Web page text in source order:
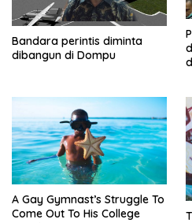
Bandara perintis diminta
dibangun di Dompu
A Gay Gymnast’s Struggle To
Come Out To His College